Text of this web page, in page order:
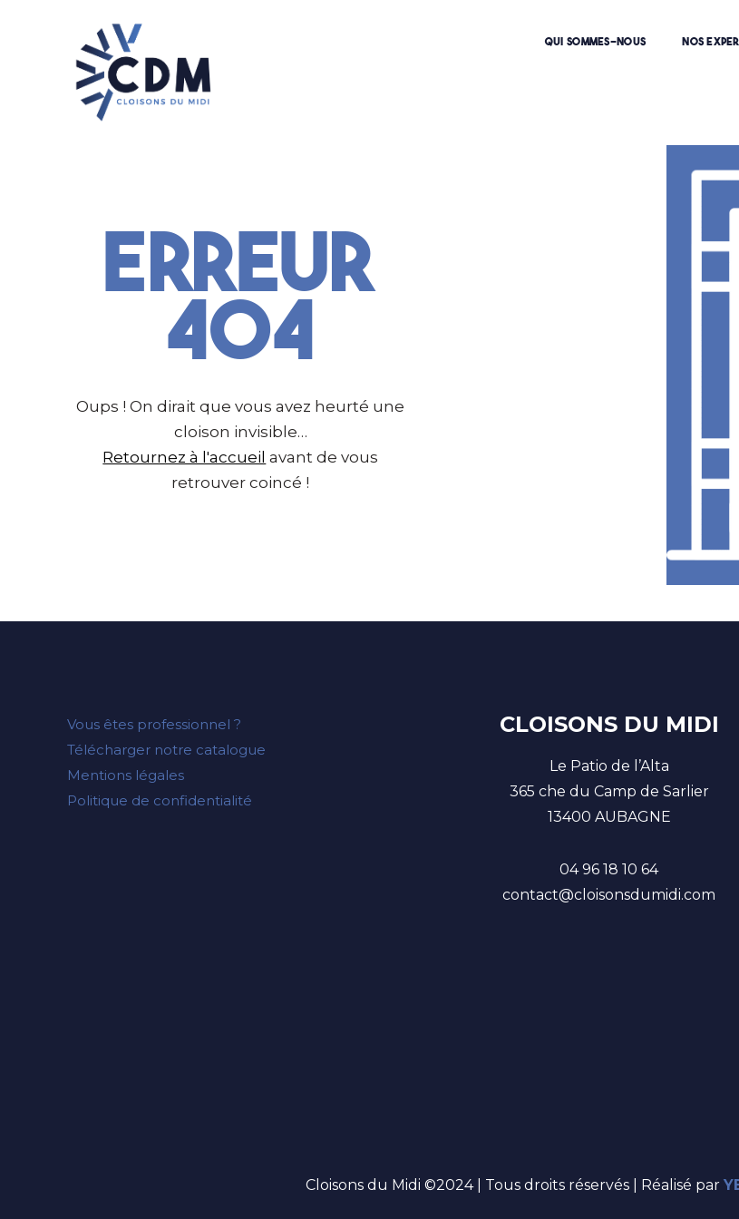
QUI SOMMES-NOUS NOS
Erreur
404
Oups ! On dirait que vous avez heurté une
cloison invisible…
Retournez à l'accueil avant de vous
retrouver coincé !
Vous êtes professionnel ?
Télécharger notre catalogue
Mentions légales
Politique de confidentialité
CLOISONS DU MIDI
Le Patio de l’Alta
365 che du Camp de Sarlier
13400 AUBAGNE
04 96 18 10 64
contact@cloisonsdumidi.com
Cloisons du Midi ©2024 | Tous droits réservés | Réalisé par